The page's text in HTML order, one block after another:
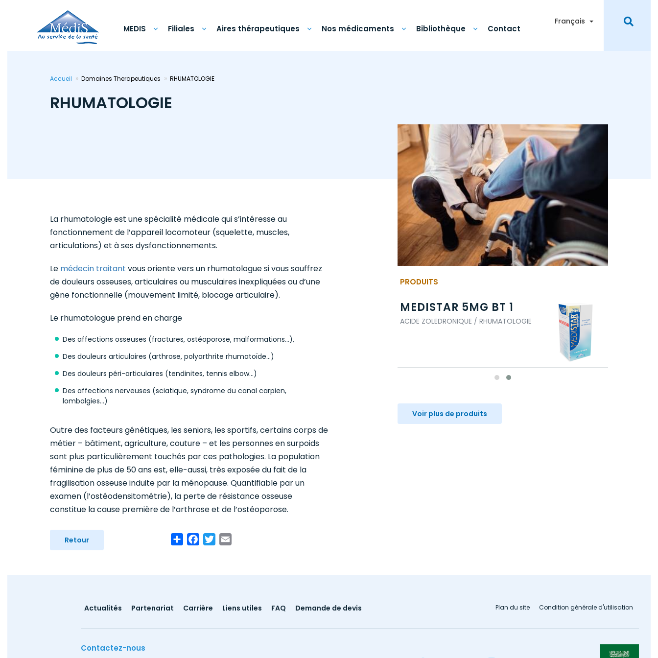
MEDIS Filiales Aires thérapeutiques Nos médicaments Bibliothèque Contact
Français Toggle Dropdown
Accueil Domaines Therapeutiques RHUMATOLOGIE
RHUMATOLOGIE
La rhumatologie est une spécialité médicale qui s’intéresse au
fonctionnement de l’appareil locomoteur (squelette, muscles,
articulations) et à ses dysfonctionnements.
Le médecin traitant vous oriente vers un rhumatologue si vous souffrez
de douleurs osseuses, articulaires ou musculaires inexpliquées ou d’une
gêne fonctionnelle (mouvement limité, blocage articulaire).
Le rhumatologue prend en charge
Des affections osseuses (fractures, ostéoporose, malformations…),
Des douleurs articulaires (arthrose, polyarthrite rhumatoïde…)
Des douleurs péri-articulaires (tendinites, tennis elbow…)
Des affections nerveuses (sciatique, syndrome du canal carpien,
lombalgies…)
Outre des facteurs génétiques, les seniors, les sportifs, certains corps de
métier – bâtiment, agriculture, couture – et les personnes en surpoids
sont plus particulièrement touchés par ces pathologies. La population
féminine de plus de 50 ans est, elle-aussi, très exposée du fait de la
fragilisation osseuse induite par la ménopause. Quantifiable par un
examen (l’ostéodensitométrie), la perte de résistance osseuse
constitue la cause première de l’arthrose et de l’ostéoporose.
Retour ShareFacebook
TwitterEmail
PRODUITS
/ RHUMATOLOGIE
ACIDE PAMIDRONIQUE / RHUMATOLOGIE
MEDISTAR 5MG BT 1
ACIDE ZOLEDRONIQUE / RHUMATOLOGIE
Voir plus de produits
Footer
Actualités Partenariat Carrière Liens utiles FAQ Demande de devis Condition générale d'utilisation
Plan du site
Contactez-nous